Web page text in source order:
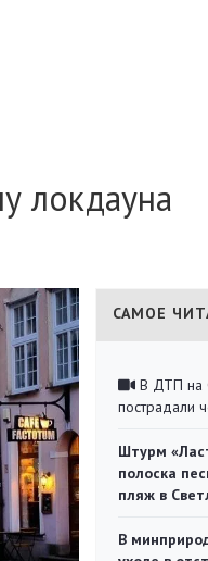
локдауна
САМОЕ
В ДТП на
пострадали
Штурм
полоска
пляж в
В